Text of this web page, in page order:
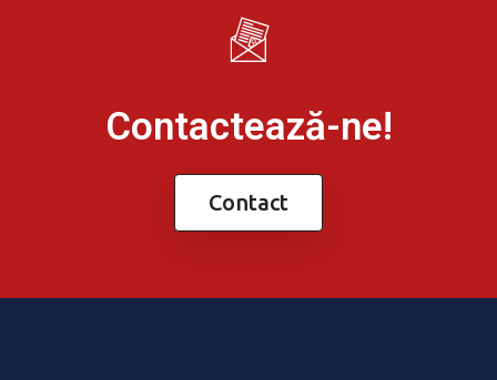
Contactează-ne!
Contact